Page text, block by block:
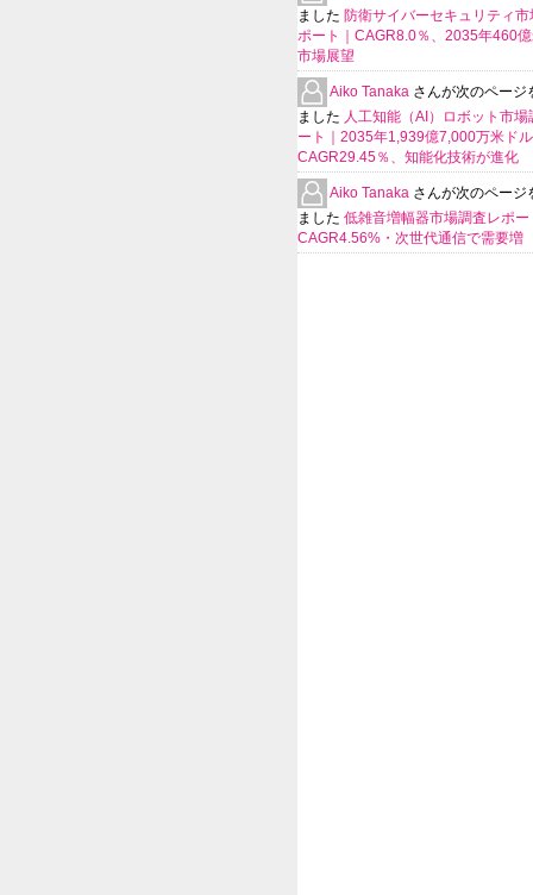
ました 防衛サイバーセキュリティ
ポート｜CAGR8.0％、2035年460
市場展望
Aiko Tanaka さんが次のページ
ました 人工知能（AI）ロボット市場
ート｜2035年1,939億7,000万米ド
CAGR29.45％、知能化技術が進化
Aiko Tanaka さんが次のページ
ました 低雑音増幅器市場調査レポー
CAGR4.56%・次世代通信で需要増